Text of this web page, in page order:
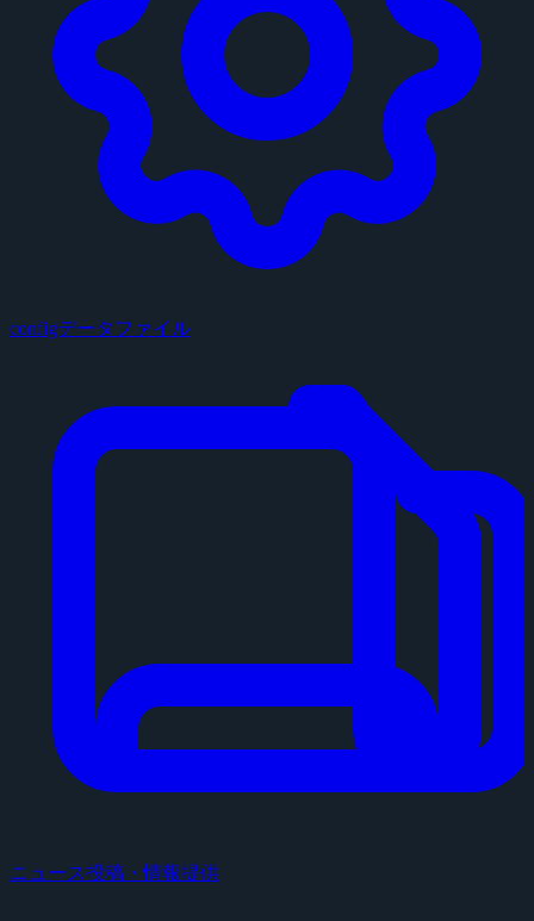
configデータファイル
ニュース投稿・情報提供